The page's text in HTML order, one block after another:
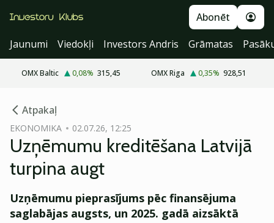
Abonēt
Jaunumi
Viedokļi Investors Andris Grāmatas
OMX Baltic 0,08% 315,45 OMX Riga 0,35% 928,51
Atpakaļ
EKONOMIKA 02.07.26, 12:25
Uzņēmumu kreditēšana Latvijā
turpina augt
Uzņēmumu pieprasījums pēc finansējuma
saglabājas augsts, un 2025. gadā aizsāktā